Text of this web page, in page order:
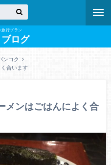
旅行プラン
ログ
ンコク
合います
メンはごはんによく合